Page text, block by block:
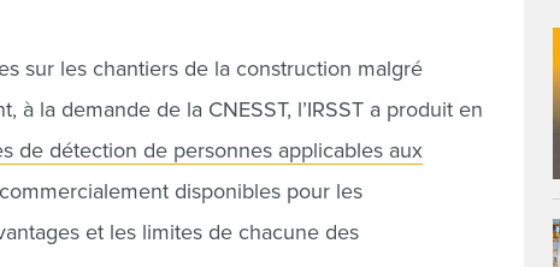
sur les chantiers de la construction malgré
la demande de la CNESST, l’IRSST a produit en
de détection de personnes applicables aux
disponibles pour les
et les limites de chacune des